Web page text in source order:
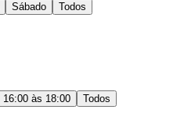
Sábado Todos
16:00 às 18:00 Todos